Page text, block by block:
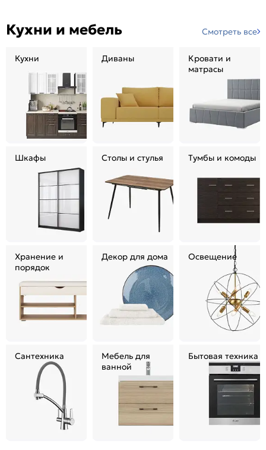
Кухни и мебель Смотреть все
Кухни Диваны
Кровати и
матрасы
Шкафы Столы и стулья Тумбы и комоды
Хранение и
порядок
Декор для дома Освещение
Сантехника
Мебель для
ванной
Бытовая техника